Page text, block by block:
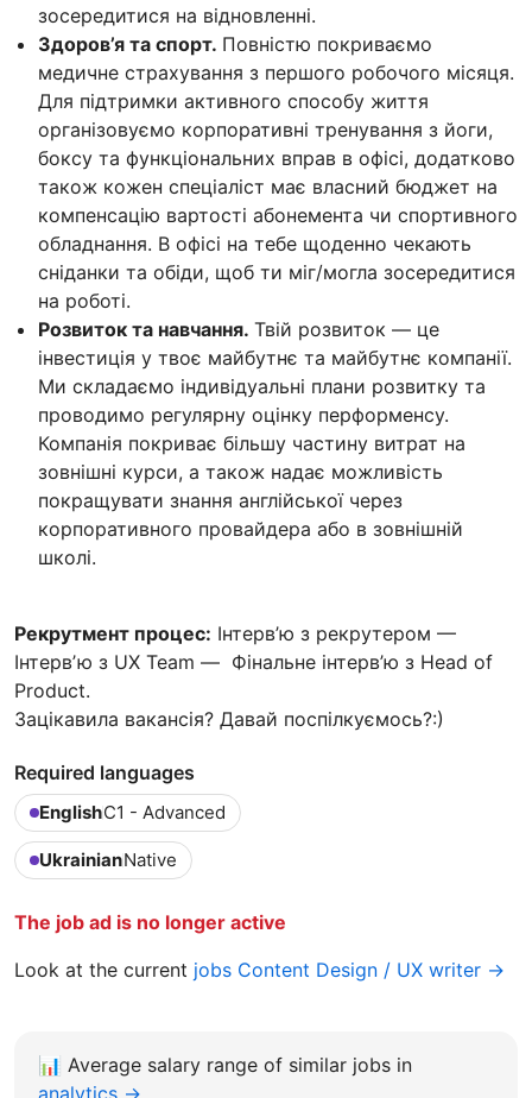
зосередитися на відновленні.
Здоров’я та спорт. Повністю покриваємо
медичне страхування з першого робочого місяця.
Для підтримки активного способу життя
організовуємо корпоративні тренування з йоги,
боксу та функціональних вправ в офісі, додатково
також кожен спеціаліст має власний бюджет на
компенсацію вартості абонемента чи спортивного
обладнання. В офісі на тебе щоденно чекають
сніданки та обіди, щоб ти міг/могла зосередитися
на роботі.
Розвиток та навчання. Твій розвиток — це
інвестиція у твоє майбутнє та майбутнє компанії.
Ми складаємо індивідуальні плани розвитку та
проводимо регулярну оцінку перформенсу.
Компанія покриває більшу частину витрат на
зовнішні курси, а також надає можливість
покращувати знання англійської через
корпоративного провайдера або в зовнішній
школі.
Рекрутмент процес: Інтерв’ю з рекрутером —
Інтервʼю з UX Team — Фінальне інтерв’ю з Head of
Product.
Зацікавила вакансія? Давай поспілкуємось?:)
Required languages
EnglishC1 - Advanced
UkrainianNative
The job ad is no longer active
Look at the current jobs Content Design / UX writer →
📊 Average salary range of similar jobs in
analytics →